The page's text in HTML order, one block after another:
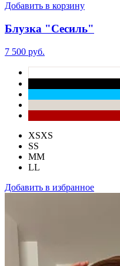
Добавить в корзину
Блузка "Сесиль"
7 500 руб.
XSXS
SS
MM
LL
Добавить в избранное